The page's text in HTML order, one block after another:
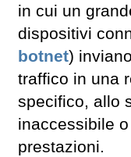
in cui un
dispositivi
botnet)
traffico in una
specifico, allo
inaccessibile
prestazioni.